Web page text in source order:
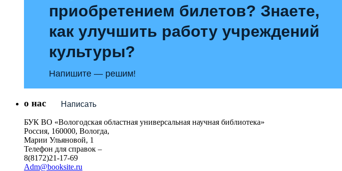
приобретением билетов? Знаете,
как улучшить работу учреждений
культуры?
Напишите — решим!
Написать
о нас
БУК ВО «Вологодская областная универсальная научная библиотека»
Россия, 160000, Вологда,
Марии Ульяновой, 1
Телефон для справок –
8(8172)21-17-69
Adm@booksite.ru